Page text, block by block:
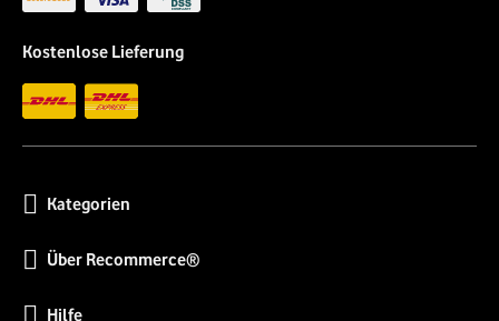
Kostenlose Lieferung
Kategorien
Über Recommerce®
Hilfe